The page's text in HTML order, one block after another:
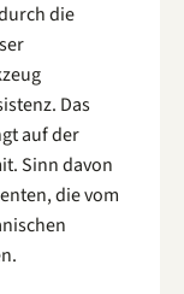
die
Das
auf der
Sinn davon
die vom